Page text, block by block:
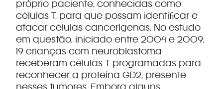
próprio paciente, conhecidas como
células T, para que possam identificar e
atacar células cancerígenas. No estudo
em questão, iniciado entre 2004 e 2009,
19 crianças com neuroblastoma
receberam células T programadas para
reconhecer a proteína GD2, presente